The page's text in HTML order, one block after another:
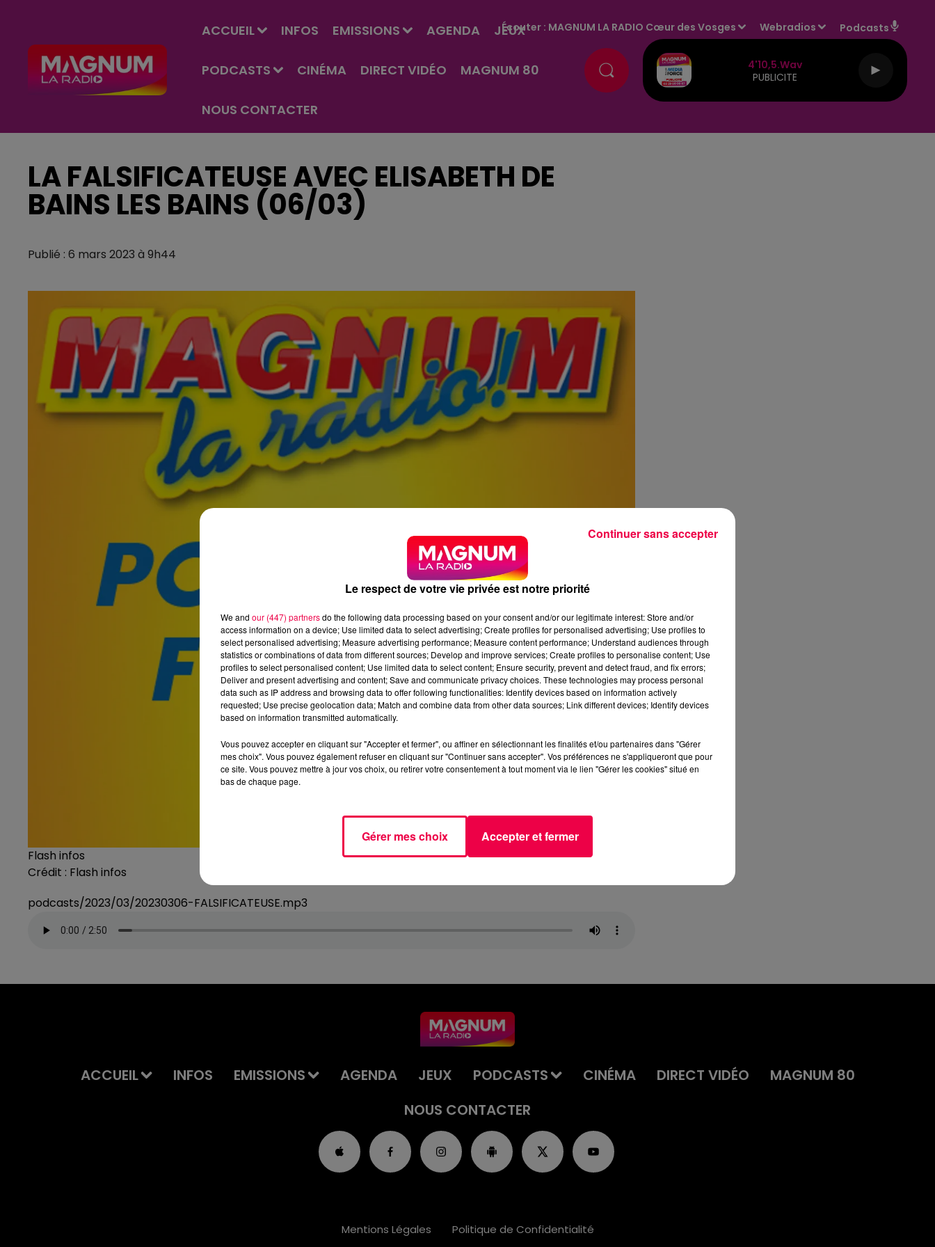
ACCUEIL INFOS EMISSIONS AGENDA JEUX
PODCASTS CINÉMA DIRECT VIDÉO MAGNUM 80
NOUS CONTACTER
Écouter : MAGNUM LA RADIO Cœur des Vosges Webradios Podcasts
Pleurer En Dansant
HOSHI
LA FALSIFICATEUSE AVEC ELISABETH DE
BAINS LES BAINS (06/03)
Publié : 6 mars 2023 à 9h44
Flash infos
Crédit : Flash infos
podcasts/2023/03/20230306-FALSIFICATEUSE.mp3
ACCUEIL INFOS EMISSIONS AGENDA JEUX PODCASTS CINÉMA DIRECT VIDÉO
MAGNUM 80
NOUS CONTACTER
Mentions Légales Politique de Confidentialité
Le respect de votre vie privée est notre priorité
We and our (447) partnersdo the following data processing based on your consent and/or our legitimate interest: Store and/or
access information on a device; Use limited data to select advertising; Create profiles for personalised advertising; Use profiles to
select personalised advertising; Measure advertising performance; Measure content performance; Understand audiences through
statistics or combinations of data from different sources; Develop and improve services; Create profiles to personalise content; Use
profiles to select personalised content; Use limited data to select content; Ensure security, prevent and detect fraud, and fix errors;
Deliver and present advertising and content; Save and communicate privacy choices. These technologies may process personal
data such as IP address and browsing data to offer following functionalities: Identify devices based on information actively
requested; Use precise geolocation data; Match and combine data from other data sources; Link different devices; Identify devices
based on information transmitted automatically.
Vous pouvez accepter en cliquant sur "Accepter et fermer", ou affiner en sélectionnant les finalités et/ou partenaires dans "Gérer
mes choix". Vous pouvez également refuser en cliquant sur "Continuer sans accepter". Vos préférences ne s'appliqueront que pour
ce site. Vous pouvez mettre à jour vos choix, ou retirer votre consentement à tout moment via le lien "Gérer les cookies" situé en
bas de chaque page.
Gérer mes choix Accepter et fermer
Continuer sans accepter